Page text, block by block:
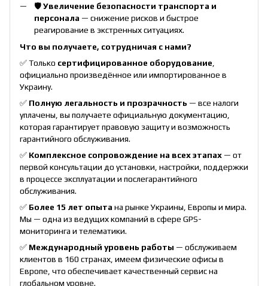
🛡Увеличение безопасности транспорта и
персонала — снижение рисков и быстрое
реагирование в экстренных ситуациях.
Что вы получаете, сотрудничая с нами?
✅ Только сертифицированное оборудование
официально произведённое или импортированное в
Украину.
✅ Полную легальность и прозрачность — все налоги
уплачены, вы получаете официальную документацию,
которая гарантирует правовую защиту и возможность
гарантийного обслуживания.
✅ Комплексное сопровождение на всех этапах — от
первой консультации до установки, настройки, поддержки
в процессе эксплуатации и послегарантийного
обслуживания.
✅ Более 15 лет опыта на рынке Украины, Европы и мира.
Мы — одна из ведущих компаний в сфере GPS-
мониторинга и телематики.
✅ Международный уровень работы — обслуживаем
клиентов в 160 странах, имеем физические офисы в
Европе, что обеспечивает качественный сервис на
глобальном уровне.